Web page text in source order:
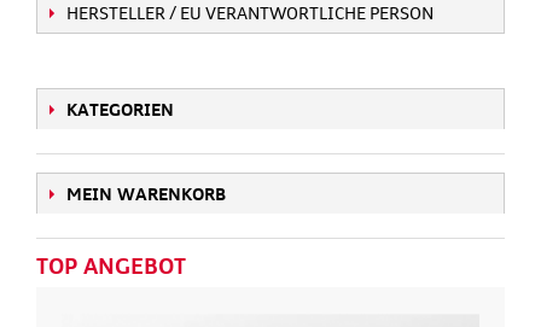
HERSTELLER / EU VERANTWORTLICHE PERSON
KATEGORIEN
MEIN WARENKORB
TOP ANGEBOT